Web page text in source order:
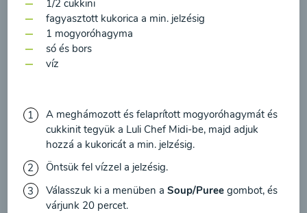
00:20
1/2 cukkini
fagyasztott kukorica a min. jelzésig
1 mogyoróhagyma
só és bors
víz
A meghámozott és felaprított mogyoróhagymát és
cukkinit tegyük a Luli Chef Midi-be, majd adjuk
hozzá a kukoricát a min. jelzésig.
Öntsük fel vízzel a jelzésig.
Válasszuk ki a menüben aSoup/Pureegombot, és
várjunk 20 percet.
megerősítem, hogy elolvastamaz adatvédelmi
irányelveket
és egyetértek velük.